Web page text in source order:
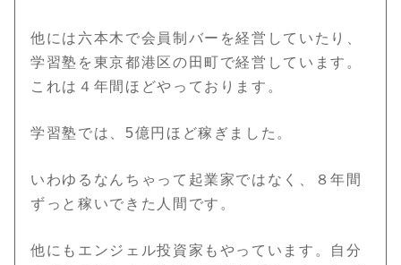
他には六本木で会員制バーを経営していたり、
学習塾を東京都港区の田町で経営しています。
これは４年間ほどやっております。
学習塾では、5億円ほど稼ぎました。
いわゆるなんちゃって起業家ではなく、８年間
ずっと稼いできた人間です。
他にもエンジェル投資家もやっています。自分